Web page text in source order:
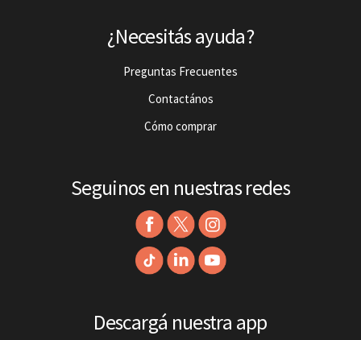
¿Necesitás ayuda?
Preguntas Frecuentes
Contactános
Cómo comprar
Seguinos en nuestras redes
Descargá nuestra app